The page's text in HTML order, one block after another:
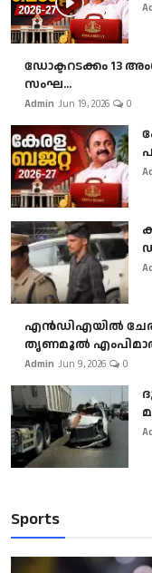
ഡോക്ടറടക്കം 13
സംഘ...
Admin Jun 19, 2026 0
എൻഡിഎയിൽ
തൃണമൂൽ എംപിമാർ
Admin Jun 9, 2026 0
Sports